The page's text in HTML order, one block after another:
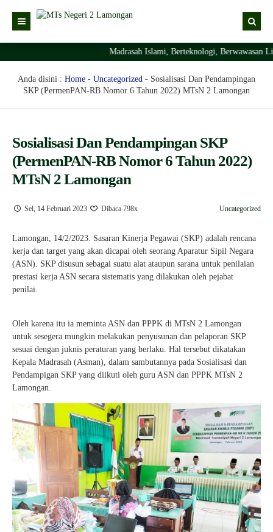
Kabar Madrasah
Profil Madrasah
Ekstrakurikuler Madrasah
KURIKULUM
Struktur Organisasi Madrasah
Madrasah Islami, Berteknologi, Berwawasan
Anda disini : Home - Uncategorized - Sosialisasi Dan Pendampingan
SKP (PermenPAN-RB Nomor 6 Tahun 2022) MTsN 2 Lamongan
Sosialisasi Dan Pendampingan SKP
(PermenPAN-RB Nomor 6 Tahun 2022)
MTsN 2 Lamongan
Sel, 14 Februari 2023 Dibaca 798x Uncategorized
Lamongan, 14/2/2023. Sasaran Kinerja Pegawai (SKP) adalah rencana
kerja dan target yang akan dicapai oleh seorang Aparatur Sipil Negara
(ASN). SKP disusun sebagai suatu alat ataupun sarana untuk penilaian
prestasi kerja ASN secara sistematis yang dilakukan oleh pejabat
penilai.
Oleh karena itu ia meminta ASN dan PPPK di MTsN 2 Lamongan
untuk sesegera mungkin melakukan penyusunan dan pelaporan SKP
sesuai dengan juknis peraturan yang berlaku. Hal tersebut dikatakan
Kepala Madrasah (Asman), dalam sambutannya pada Sosialisasi dan
Pendampigan SKP yang diikuti oleh guru ASN dan PPPK MTsN 2
Lamongan.